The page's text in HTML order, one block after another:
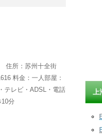
住所：苏州十全街
料金：一人部屋：
テレビ・ADSL・電話
分